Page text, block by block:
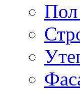
Пол